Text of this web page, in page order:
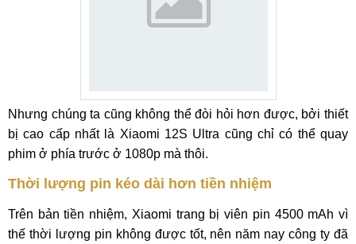
Nhưng chúng ta cũng không thể đòi hỏi hơn được, bởi thiết
bị cao cấp nhất là Xiaomi 12S Ultra cũng chỉ có thể quay
phim ở phía trước ở 1080p mà thôi.
Thời lượng pin kéo dài hơn tiền nhiệm
Trên bản tiền nhiệm, Xiaomi trang bị viên pin 4500 mAh vì
thế thời lượng pin không được tốt, nên năm nay công ty đã